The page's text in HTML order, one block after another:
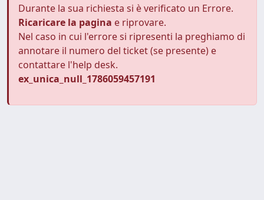
Durante la sua richiesta si è verificato un Errore.
Ricaricare la pagina e riprovare.
Nel caso in cui l'errore si ripresenti la preghiamo di
annotare il numero del ticket (se presente) e
contattare l'help desk.
ex_unica_null_1786059457191